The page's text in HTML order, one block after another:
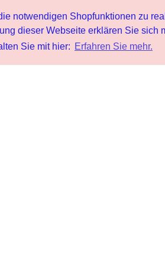
notwendigen Shopfunktionen zu
dieser Webseite erklären Sie sich
Sie mit hier: Erfahren Sie mehr.